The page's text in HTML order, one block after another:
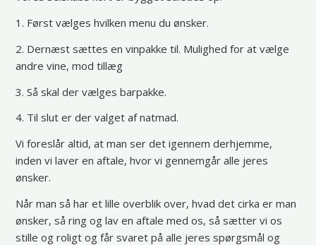
1. Først vælges hvilken menu du ønsker.
2. Dernæst sættes en vinpakke til. Mulighed for at vælge
andre vine, mod tillæg
3. Så skal der vælges barpakke.
4. Til slut er der valget af natmad.
Vi foreslår altid, at man ser det igennem derhjemme,
inden vi laver en aftale, hvor vi gennemgår alle jeres
ønsker.
Når man så har et lille overblik over, hvad det cirka er man
ønsker, så ring og lav en aftale med os, så sætter vi os
stille og roligt og får svaret på alle jeres spørgsmål og